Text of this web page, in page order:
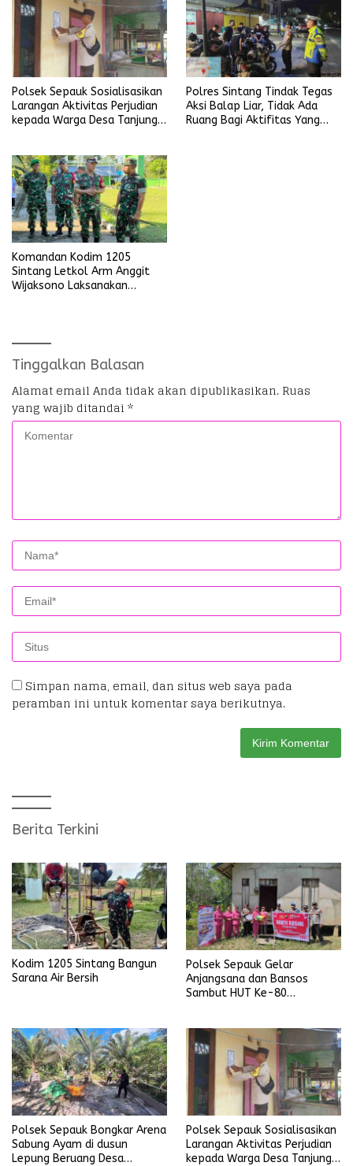
Polsek Sepauk Sosialisasikan
Larangan Aktivitas Perjudian
kepada Warga Desa Tanjung
Polres Sintang Tindak Tegas
Aksi Balap Liar, Tidak Ada
Ruang Bagi Aktifitas Yang
Komandan Kodim 1205
Sintang Letkol Arm Anggit
Wijaksono Laksanakan
Tinggalkan Balasan
Alamat email Anda tidak akan dipublikasikan. Ruas
yang wajib ditandai *
Simpan nama, email, dan situs web saya pada
peramban ini untuk komentar saya berikutnya.
Berita Terkini
Kodim 1205 Sintang Bangun
Sarana Air Bersih
Polsek Sepauk Gelar
Anjangsana dan Bansos
Sambut HUT Ke-80
Polsek Sepauk Bongkar Arena
Sabung Ayam di dusun
Lepung Beruang Desa
Polsek Sepauk Sosialisasikan
Larangan Aktivitas Perjudian
kepada Warga Desa Tanjung